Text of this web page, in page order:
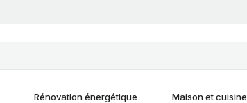
Rénovation énergétique Maison et cuisine